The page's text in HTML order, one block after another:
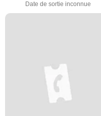
Date de sortie inconnue